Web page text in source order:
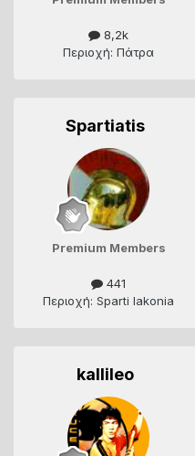
8,2k
Περιοχή: Πάτρα
Spartiatis
Premium Members
441
Περιοχή: Sparti lakonia
kallileo